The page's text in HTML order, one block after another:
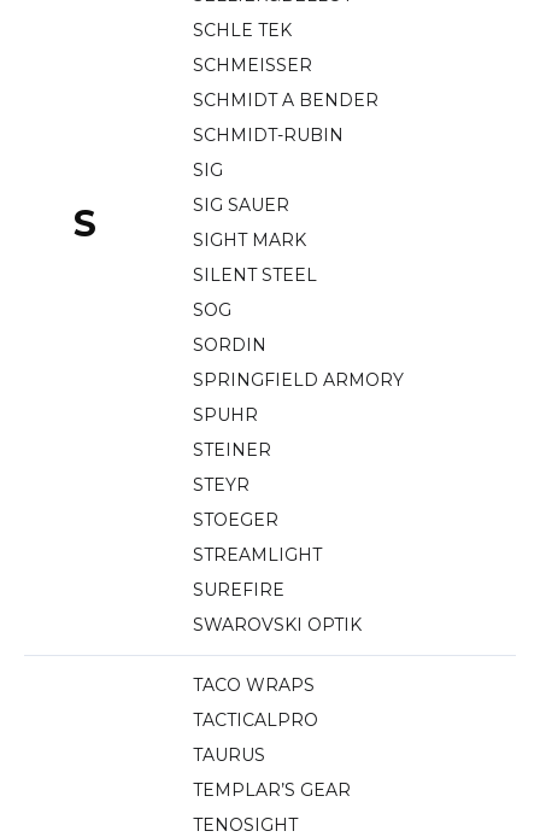
S
SCHLE TEK
SCHMEISSER
SCHMIDT A BENDER
SCHMIDT-RUBIN
SIG
SIG SAUER
SIGHT MARK
SILENT STEEL
SOG
SORDIN
SPRINGFIELD ARMORY
SPUHR
STEINER
STEYR
STOEGER
STREAMLIGHT
SUREFIRE
SWAROVSKI OPTIK
TACO WRAPS
TACTICALPRO
TAURUS
TEMPLAR’S GEAR
TENOSIGHT